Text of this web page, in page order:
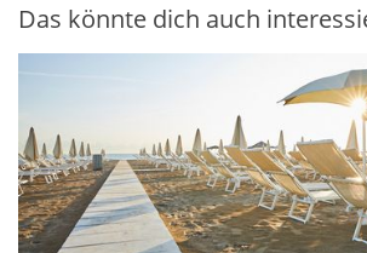
Das könnte dich auch